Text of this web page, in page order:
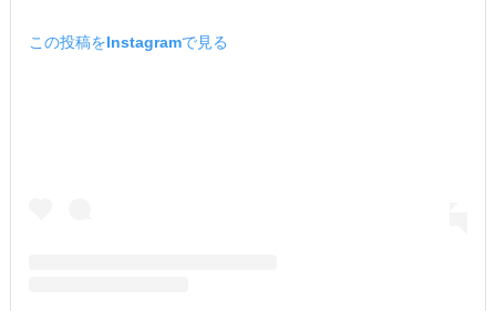
この投稿をInstagramで見る